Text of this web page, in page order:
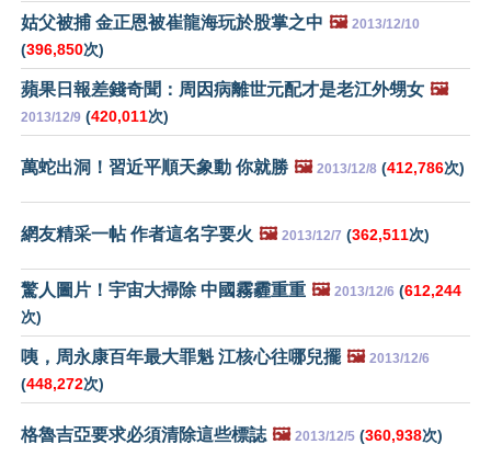
姑父被捕 金正恩被崔龍海玩於股掌之中 🖼️ 2013/12/10
(396,850次)
蘋果日報差錢奇聞：周因病離世元配才是老江外甥女 🖼️
2013/12/9 (420,011次)
萬蛇出洞！習近平順天象動 你就勝 🖼️ 2013/12/8 (412,786次)
網友精采一帖 作者這名字要火 🖼️ 2013/12/7 (362,511次)
驚人圖片！宇宙大掃除 中國霧霾重重 🖼️ 2013/12/6 (612,244
次)
咦，周永康百年最大罪魁 江核心往哪兒擺 🖼️ 2013/12/6
(448,272次)
格魯吉亞要求必須清除這些標誌 🖼️ 2013/12/5 (360,938次)